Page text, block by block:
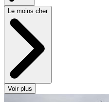
Le moins cher
Voir plus